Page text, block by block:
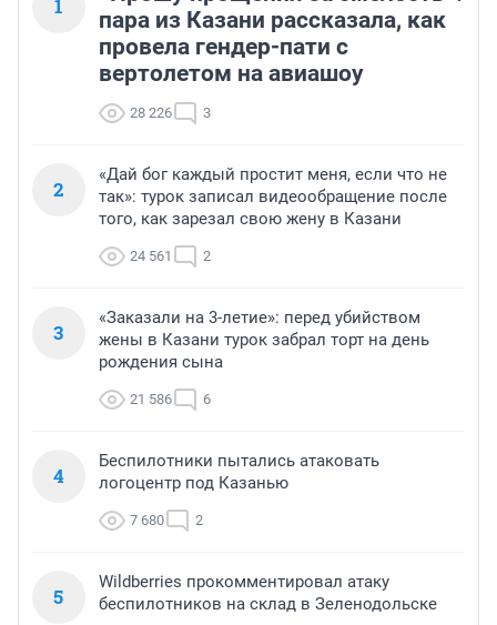
1
пара из Казани рассказала, как
провела гендер-пати с
вертолетом на авиашоу
28 226 3
2
«Дай бог каждый простит меня, если что не
так»: турок записал видеообращение после
того, как зарезал свою жену в Казани
24 561 2
3
«Заказали на 3-летие»: перед убийством
жены в Казани турок забрал торт на день
рождения сына
21 586 6
4
Беспилотники пытались атаковать
логоцентр под Казанью
7 680 2
5
Wildberries прокомментировал атаку
беспилотников на склад в Зеленодольске